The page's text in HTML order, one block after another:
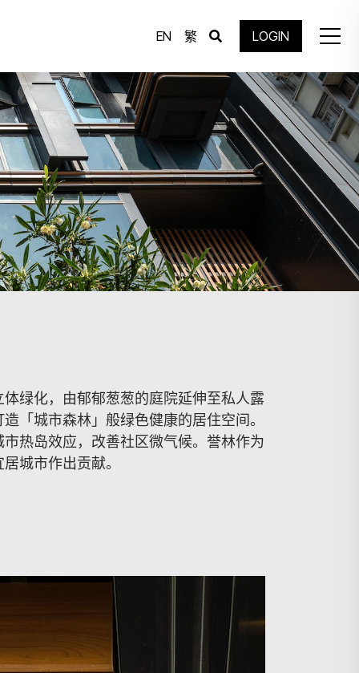
EN 繁 LOGIN
绿化，由郁郁葱葱的庭院延伸至私人露
「城市森林」般绿色健康的居住空间。
热岛效应，改善社区微气候。誉林作为
城市作出贡献。